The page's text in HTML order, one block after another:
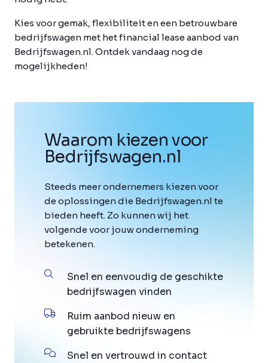
Kies voor gemak, flexibiliteit en een betrouwbare
bedrijfswagen met het financial lease aanbod van
Bedrijfswagen.nl. Ontdek vandaag nog de
mogelijkheden!
Waarom kiezen voor
Bedrijfswagen.nl
Steeds meer ondernemers kiezen voor
de oplossingen die Bedrijfswagen.nl te
bieden heeft. Zo kunnen wij het
volgende voor jouw onderneming
betekenen.
Snel en eenvoudig de geschikte
bedrijfswagen vinden
Ruim aanbod nieuw en
gebruikte bedrijfswagens
Snel en vertrouwd in contact